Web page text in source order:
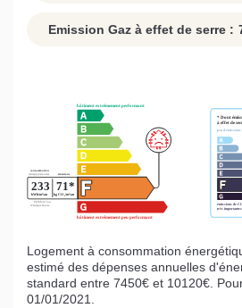
Emission Gaz à effet de serre :
Logement à consommation
estimé des dépenses annuelles
standard entre 7450€ et 10120€.
01/01/2021.